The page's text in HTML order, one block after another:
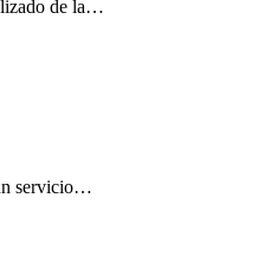
de la…
servicio…